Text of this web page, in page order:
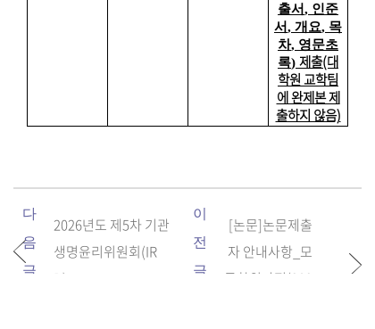
출서, 인준
서, 개요, 목
차, 영문초
록) 제출(대
학원 교학팀
에 완제본 제
출하지 않음)
다
음
글
2026년도 제5차 기관
생명윤리위원회(IR
B) ...
이
전
글
[논문]논문제출
자 안내사항_모
든학위과정(202